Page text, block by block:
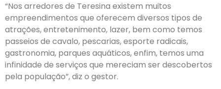
“Nos arredores de Teresina existem muitos
empreendimentos que oferecem diversos tipos de
atrações, entretenimento, lazer, bem como temos
passeios de cavalo, pescarias, esporte radicais,
gastronomia, parques aquáticos, enfim, temos uma
infinidade de serviços que mereciam ser descobertos
pela população”, diz o gestor.